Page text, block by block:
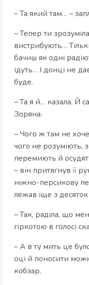
– Та який там… –
– Тепер ти
вистрибують…
бачиш як одні
ідуть… І донці не
буде.
– Та я й… казала. Й
Зоряна.
– Чого ж там не
чого не розуміють,
перемиють й
– він притягнув її
ніжно-персикову
лежав іще з
– Так, раділа, що
гіркотою в голосі
– А в ту мить це
оці й поносити
кобзар.